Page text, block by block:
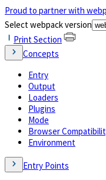
Proud to partner with
(opens in a new tab)
Select webpack version
Print Section
Concepts
Entry
Output
Loaders
Plugins
Mode
Browser
Environment
Entry Points